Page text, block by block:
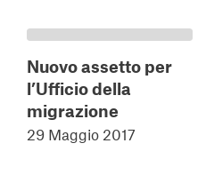
Nuovo assetto per
l’Ufficio della
migrazione
29 Maggio 2017